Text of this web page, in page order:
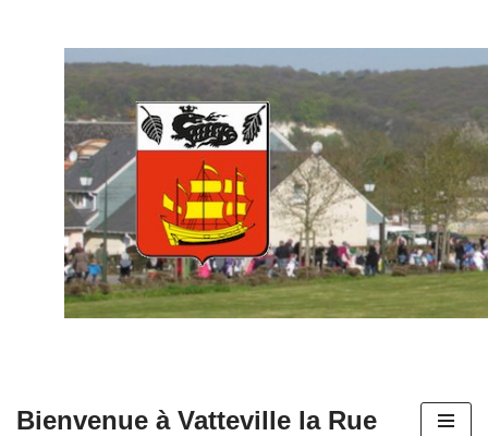
contenu
Bienvenue à Vatteville la Rue